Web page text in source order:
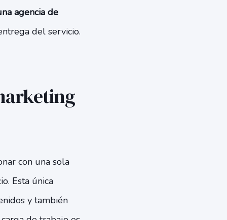
agencia de
del servicio.
con una sola
Esta única
y también